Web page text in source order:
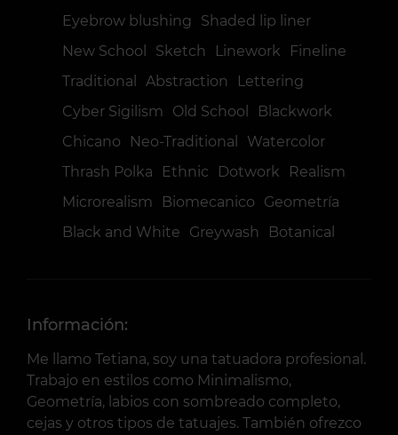
Eyebrow blushing
Shaded lip liner
New School
Sketch Linework
Fineline
Traditional
Abstraction
Lettering
Cyber Sigilism
Old School
Blackwork
Chicano
Neo-Traditional
Watercolor
Thrash Polka
Ethnic Dotwork
Realism
Microrealism
Biomecanico
Geometría
Black and White
Greywash Botanical
Información:
Me llamo Tetiana, soy una tatuadora profesional.
Trabajo en estilos como Minimalismo,
Geometría, labios con sombreado completo,
cejas y otros tipos de tatuajes. También ofrezco